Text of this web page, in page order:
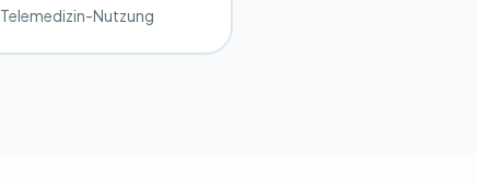
Telemedizin-Nutzung